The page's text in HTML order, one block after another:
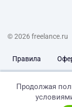
© 2026 freelance.ru
Правила
Продолжая